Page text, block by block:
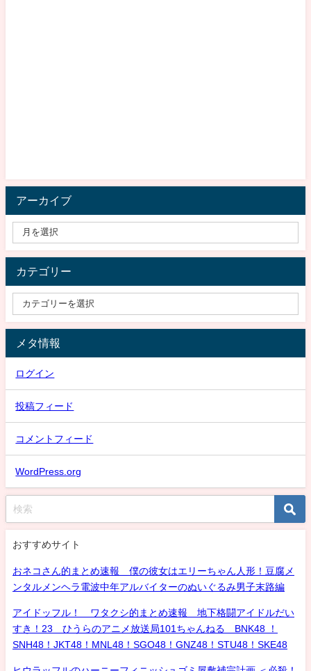
アーカイブ
カテゴリー
メタ情報
ログイン
投稿フィード
コメントフィード
WordPress.org
おすすめサイト
おネコさん的まとめ速報 僕の彼女はエリーちゃん人形！豆腐メ
ンタルメンヘラ電波中年アルバイターのぬいぐるみ男子末路編
アイドッフル！ ワタクシ的まとめ速報 地下格闘アイドルだい
すき！23 ひうらのアニメ放送局101ちゃんねる BNK48 ！
SNH48！JKT48！MNL48！SGO48！GNZ48！STU48！SKE48